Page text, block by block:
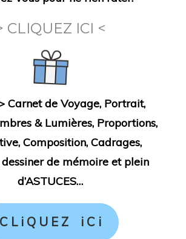
CLIQUEZ ICI <
Carnet de Voyage, Portrait,
& Lumières, Proportions,
Composition, Cadrages,
dessiner de mémoire et plein
d’ASTUCES…
C L i Q U E Z i C i